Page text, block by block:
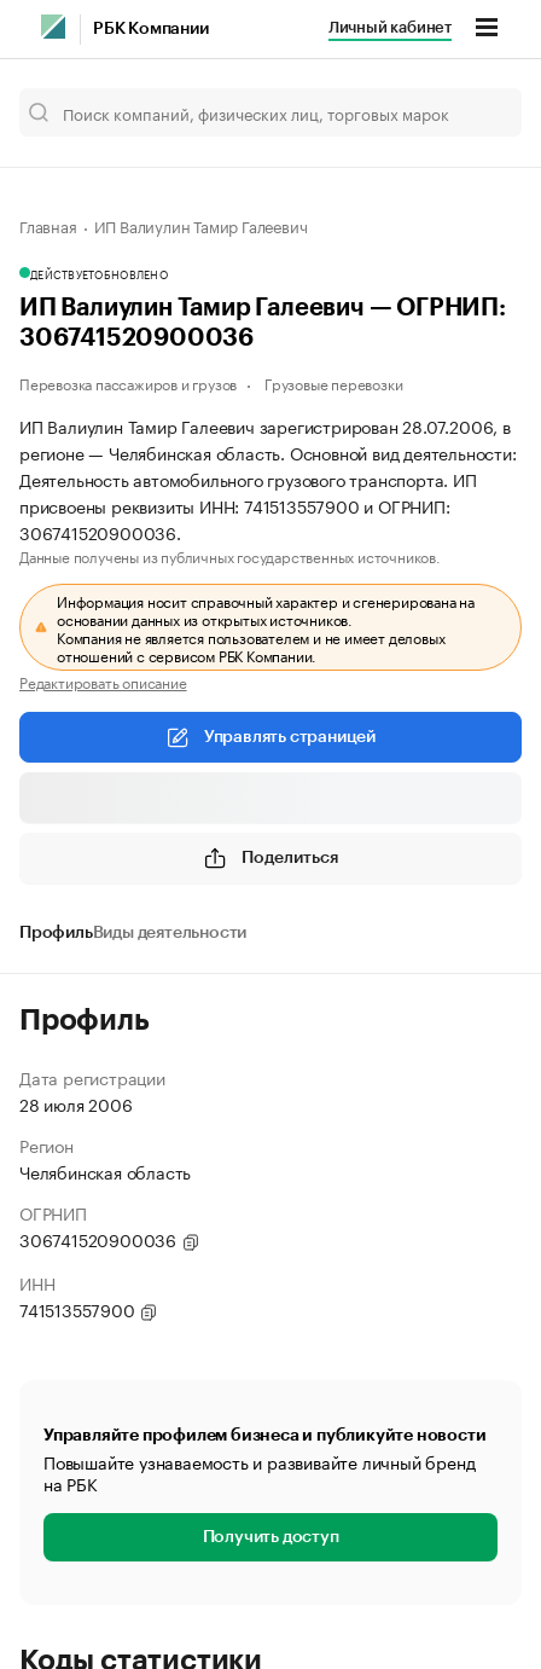
РБК Компании Личный кабинет
Главная ИП Валиулин Тамир Галеевич
ДЕЙСТВУЕТОБНОВЛЕНО
ИП Валиулин Тамир Галеевич — ОГРНИП:
306741520900036
Перевозка пассажиров и грузов Грузовые перевозки
ИП Валиулин Тамир Галеевич зарегистрирован 28.07.2006, в
регионе — Челябинская область. Основной вид деятельности:
Деятельность автомобильного грузового транспорта. ИП
присвоены реквизиты ИНН: 741513557900 и ОГРНИП:
306741520900036.
Данные получены из публичных государственных источников.
Информация носит справочный характер и сгенерирована на
основании данных из открытых источников.
Компания не является пользователем и не имеет деловых
отношений с сервисом РБК Компании.
Редактировать описание
Управлять страницей
Поделиться
ПрофильВиды деятельности
Профиль
Дата регистрации
28 июля 2006
Регион
Челябинская область
ОГРНИП
306741520900036
ИНН
741513557900
Управляйте профилем бизнеса и публикуйте новости
Повышайте узнаваемость и развивайте личный бренд
на РБК
Получить доступ
Коды статистики